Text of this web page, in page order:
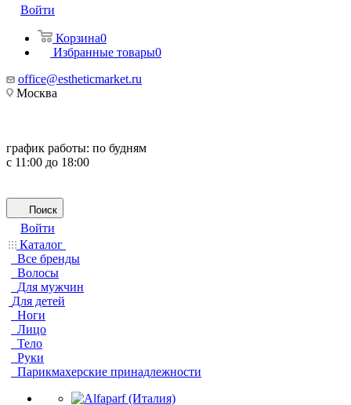
Войти
Корзина0
Избранные товары0
office@estheticmarket.ru
Москва
график работы: по будням
с 11:00 до 18:00
Поиск
Войти
Каталог
Все бренды
Волосы
Для мужчин
Для детей
Ноги
Лицо
Тело
Руки
Парикмахерские принадлежности